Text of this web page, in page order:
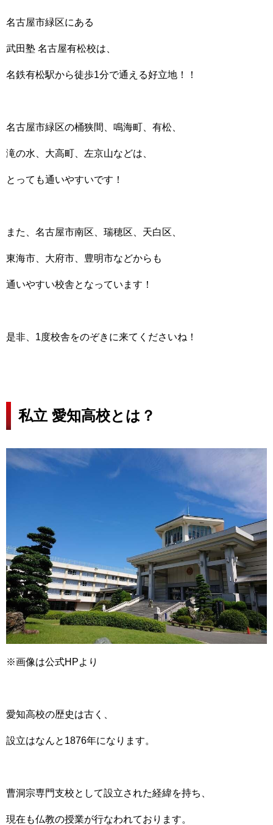
名古屋市緑区にある
武田塾 名古屋有松校は、
名鉄有松駅から徒歩1分で通える好立地！！
名古屋市緑区の桶狭間、鳴海町、有松、
滝の水、大高町、左京山などは、
とっても通いやすいです！
また、名古屋市南区、瑞穂区、天白区、
東海市、大府市、豊明市などからも
通いやすい校舎となっています！
是非、1度校舎をのぞきに来てくださいね！
私立 愛知高校とは？
※画像は公式HPより
愛知高校の歴史は古く、
設立はなんと1876年になります。
曹洞宗専門支校として設立された経緯を持ち、
現在も仏教の授業が行なわれております。